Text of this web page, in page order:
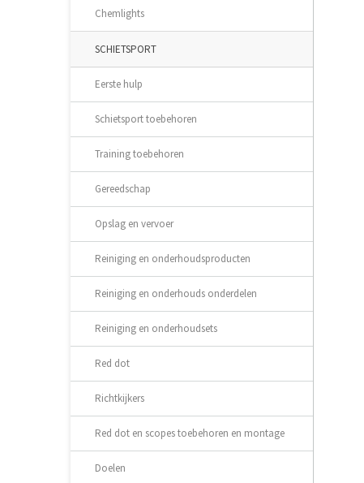
Chemlights
SCHIETSPORT
Eerste hulp
Schietsport toebehoren
Training toebehoren
Gereedschap
Opslag en vervoer
Reiniging en onderhoudsproducten
Reiniging en onderhouds onderdelen
Reiniging en onderhoudsets
Red dot
Richtkijkers
Red dot en scopes toebehoren en montage
Doelen